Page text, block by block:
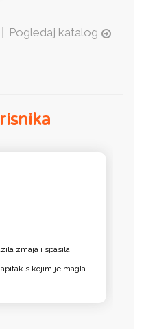
Pogledaj katalog
zmaja i spasila
s kojim je magla